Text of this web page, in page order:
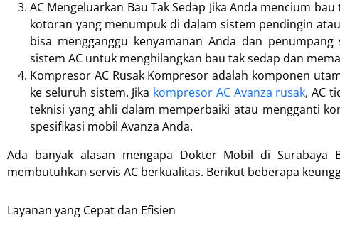
AC Mengeluarkan Bau Tak Sedap Jika Anda mencium
kotoran yang menumpuk di dalam sistem pendingin
bisa mengganggu kenyamanan Anda dan
sistem AC untuk menghilangkan bau tak sedap dan
Kompresor AC Rusak Kompresor adalah komponen
ke seluruh sistem. Jika kompresor AC Avanza rusak, AC
teknisi yang ahli dalam memperbaiki atau mengganti
spesifikasi mobil Avanza Anda.
Ada banyak alasan mengapa Dokter Mobil di
membutuhkan servis AC berkualitas. Berikut beberapa
Layanan yang Cepat dan Efisien